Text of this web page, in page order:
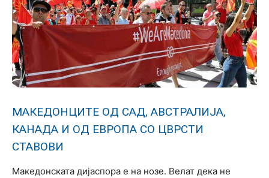
МАКЕДОНЦИТЕ ОД САД, АВСТРАЛИЈА,
КАНАДА И ОД ЕВРОПА СО ЦВРСТИ
СТАВОВИ
Македонската дијаспора е на нозе. Велат дека не